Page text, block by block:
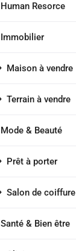
Human Resorce
Immobilier
Maison à vendre
Terrain à vendre
Mode & Beauté
Prêt à porter
Salon de coiffure
Santé & Bien être